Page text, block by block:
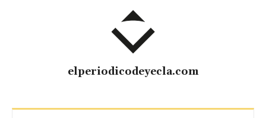
elperiodicodeyecla.com